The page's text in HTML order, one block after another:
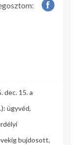
dec. 15. a
ügyvéd,
bujdosott,